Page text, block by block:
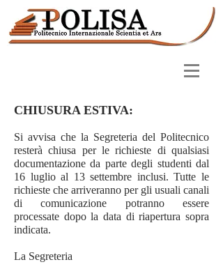
CHIUSURA ESTIVA:
Si avvisa che la Segreteria del Politecnico
resterà chiusa per le richieste di qualsiasi
documentazione da parte degli studenti dal
16 luglio al 13 settembre inclusi. Tutte le
richieste che arriveranno per gli usuali canali
di comunicazione potranno essere
processate dopo la data di riapertura sopra
indicata.
La Segreteria